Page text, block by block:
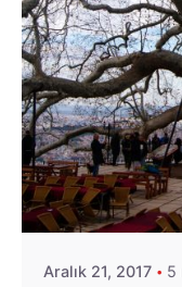
Posted by
Evim
Aralık 21, 2017 5